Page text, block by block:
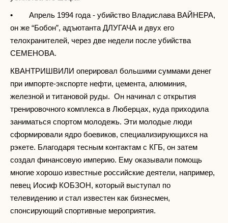
• Апрель 1994 года - убийство Владислава ВАЙНЕРА,
он же “Бобон”, адъютанта ДЛУГАЧА и двух его
телохранителей, через две недели после убийства
СЕМЕНОВА.
КВАНТРИШВИЛИ оперировал большими суммами денег
при импорте-экспорте нефти, цемента, алюминия,
железной и титановой руды. Он начинал с открытия
тренировочного комплекса в Люберцах, куда приходила
заниматься спортом молодежь. Эти молодые люди
сформировали ядро боевиков, специализирующихся на
рэкете. Благодаря тесным контактам с КГБ, он затем
создал финансовую империю. Ему оказывали помощь
многие хорошо известные российские деятели, например,
певец Иосиф КОБЗОН, который выступал по
телевидению и стал известен как бизнесмен,
спонсирующий спортивные мероприятия.